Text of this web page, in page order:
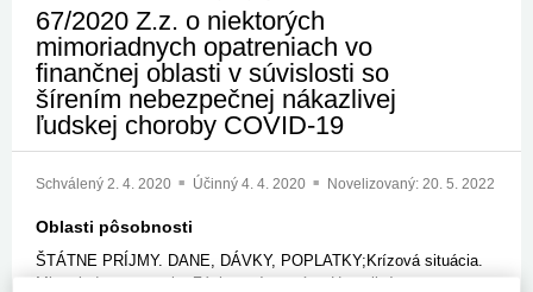
67/2020 Z.z. o niektorých
mimoriadnych opatreniach vo
finančnej oblasti v súvislosti so
šírením nebezpečnej nákazlivej
ľudskej choroby COVID-19
Schválený 2. 4. 2020 Účinný 4. 4. 2020 Novelizovaný: 20. 5. 2022
Oblasti pôsobnosti
ŠTÁTNE PRÍJMY. DANE, DÁVKY, POPLATKY;Krízová situácia.
Mimoriadne opatrenia. Záchranný systém. Havarijný